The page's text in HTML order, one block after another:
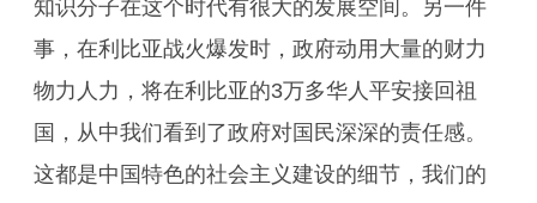
知识分子在这个时代有很大的发展空间。另一件
事，在利比亚战火爆发时，政府动用大量的财力
物力人力，将在利比亚的3万多华人平安接回祖
国，从中我们看到了政府对国民深深的责任感。
这都是中国特色的社会主义建设的细节，我们的